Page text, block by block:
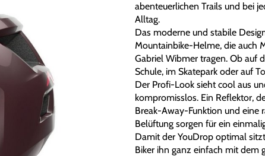
abenteuerlichen Trails und bei
Alltag.
Das moderne und stabile
Mountainbike-Helme, die auch
Gabriel Wibmer tragen. Ob auf
Schule, im Skatepark oder auf
Der Profi-Look sieht cool aus
kompromisslos. Ein Reflektor,
Break-Away-Funktion und eine
Belüftung sorgen für ein
Damit der YouDrop optimal
Biker ihn ganz einfach mit dem